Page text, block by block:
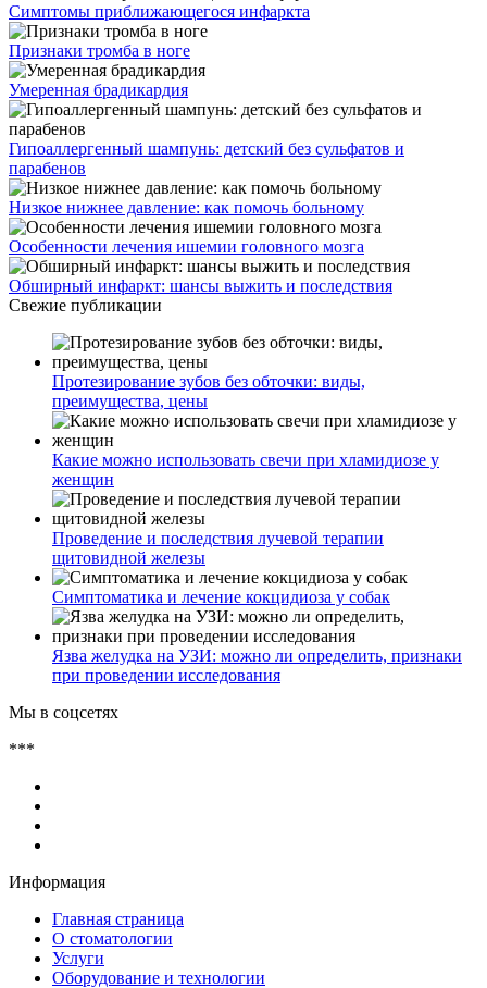
Симптомы приближающегося инфаркта
Признаки тромба в ноге
Умеренная брадикардия
Гипоаллергенный шампунь: детский без сульфатов и
парабенов
Низкое нижнее давление: как помочь больному
Особенности лечения ишемии головного мозга
Обширный инфаркт: шансы выжить и последствия
Свежие публикации
Протезирование зубов без обточки: виды,
преимущества, цены
Какие можно использовать свечи при хламидиозе у
женщин
Проведение и последствия лучевой терапии
щитовидной железы
Симптоматика и лечение кокцидиоза у собак
Язва желудка на УЗИ: можно ли определить, признаки
при проведении исследования
Мы в соцсетях
***
Информация
Главная страница
О стоматологии
Услуги
Оборудование и технологии